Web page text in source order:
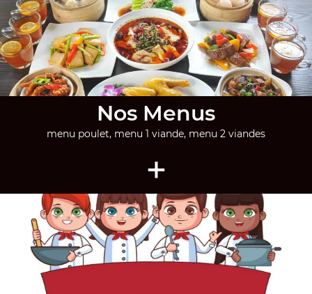
Nos Menus
menu poulet, menu 1 viande, menu 2 viandes
+